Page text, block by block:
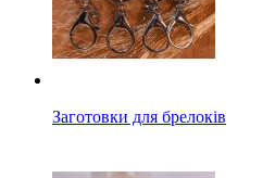
Заготовки для брелоків